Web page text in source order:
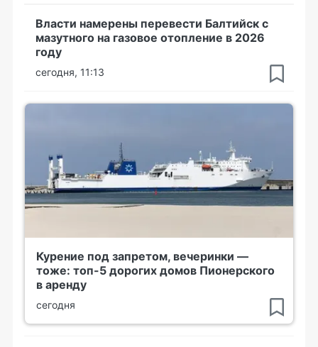
Власти намерены перевести Балтийск с
мазутного на газовое отопление в 2026
году
сегодня, 11:13
Курение под запретом, вечеринки —
тоже: топ-5 дорогих домов Пионерского
в аренду
сегодня